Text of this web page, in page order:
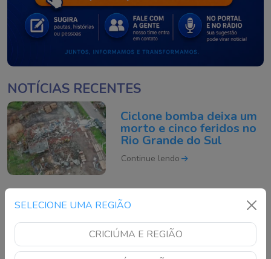
SELECIONE UMA REGIÃO
CRICIÚMA E REGIÃO
NOTÍCIAS RECENTES
Ciclone bomba deixa um
morto e cinco feridos no
Rio Grande do Sul
Continue lendo
Motociclista morre após
101 em São José
Continue lendo